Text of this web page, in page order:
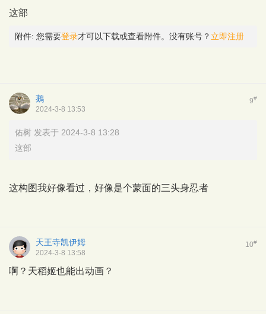
这部
附件: 您需要登录才可以下载或查看附件。没有账号？ 立即注册
9#
鵝
2024-3-8 13:53
佑树 发表于 2024-3-8 13:28
这部
这构图我好像看过，好像是个蒙面的三头身忍者
10#
天王寺凯伊姆
2024-3-8 13:58
啊？天稻姬也能出动画？